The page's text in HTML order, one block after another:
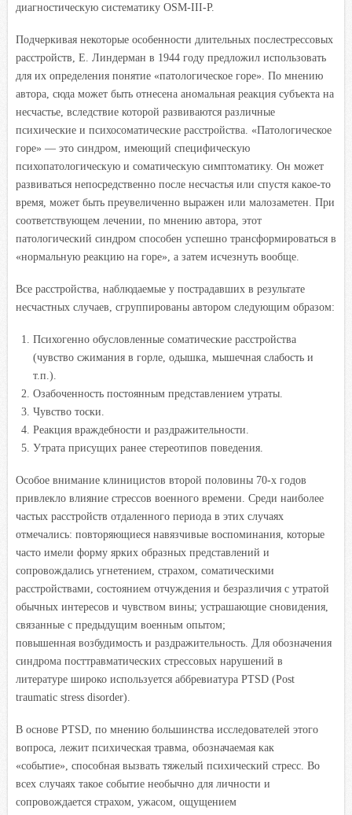
диагностическую систематику OSM-III-P.
Подчеркивая некоторые особенности длительных послестрессовых
расстройств, Е. Линдерман в 1944 году предложил использовать
для их определения понятие «патологическое горе». По мнению
автора, сюда может быть отнесена аномальная реакция субъекта на
несчастье, вследствие которой развиваются различные
психические и психосоматические расстройства. «Патологическое
горе» — это синдром, имеющий специфическую
психопатологическую и соматическую симптоматику. Он может
развиваться непосредственно после несчастья или спустя какое-то
время, может быть преувеличенно выражен или малозаметен. При
соответствующем лечении, по мнению автора, этот
патологический синдром способен успешно трансформироваться в
«нормальную реакцию на горе», а затем исчезнуть вообще.
Все расстройства, наблюдаемые у пострадавших в результате
несчастных случаев, сгруппированы автором следующим образом:
Психогенно обусловленные соматические расстройства
(чувство сжимания в горле, одышка, мышечная слабость и
т.п.).
Озабоченность постоянным представлением утраты.
Чувство тоски.
Реакция враждебности и раздражительности.
Утрата присущих ранее стереотипов поведения.
Особое внимание клиницистов второй половины 70-х годов
привлекло влияние стрессов военного времени. Среди наиболее
частых расстройств отдаленного периода в этих случаях
отмечались: повторяющиеся навязчивые воспоминания, которые
часто имели форму ярких образных представлений и
сопровождались угнетением, страхом, соматическими
расстройствами, состоянием отчуждения и безразличия с утратой
обычных интересов и чувством вины; устрашающие сновидения,
связанные с предыдущим военным опытом;
повышенная возбудимость и раздражительность. Для обозначения
синдрома посттравматических стрессовых нарушений в
литературе широко используется аббревиатура PTSD (Post
traumatic stress disorder).
В основе PTSD, по мнению большинства исследователей этого
вопроса, лежит психическая травма, обозначаемая как
«событие», способная вызвать тяжелый психический стресс. Во
всех случаях такое событие необычно для личности и
сопровождается страхом, ужасом, ощущением